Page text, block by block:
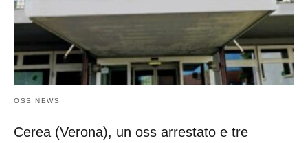
OSS NEWS
Cerea (Verona), un oss arrestato e tre